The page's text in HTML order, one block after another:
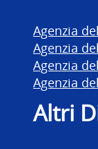
Agenzia
Agenzia
Agenzia
Agenzia
Altri